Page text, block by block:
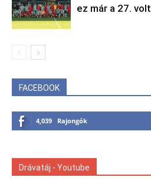
ez már a 27. volt
FACEBOOK
4,039 Rajongók
Drávatáj - Youtube